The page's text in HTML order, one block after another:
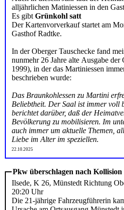
alljährlichen Matiniessen in den
Es gibt Grünkohl satt
Der Kartenvorverkauf startet am
Gasthof Radtke.
In der Oberger Tauschecke fand
nunmehr 26 Jahre alte Ausgabe
1999), in der das Martiniessen
beschrieben wurde:
Das Braunkohlessen zu Martini
Beliebtheit. Der Saal ist immer voll
berichtet darüber, daß der
Bevölkerung zu mobilisieren. Im
auch immer um aktuelle Themen,
Liebe im Alter im speziellen.
22.10.2025
Pkw überschlagen nach
Ilsede, K 26, Münstedt Richtung
20:20 Uhr
Die 21-jährige Fahrzeugführerin